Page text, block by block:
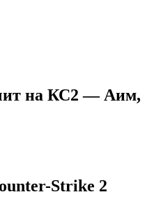
на КС2 — Аим,
Strike 2